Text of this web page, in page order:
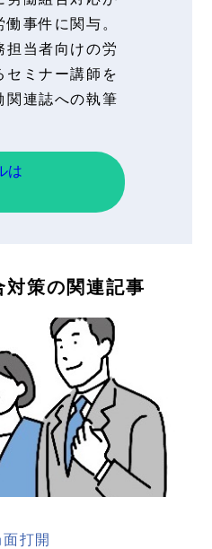
事件に関与。
担当者向けの労
セミナー講師を
関連誌への執筆
は
対策の関連記事
打開